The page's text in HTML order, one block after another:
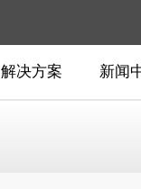
解决方案 新闻